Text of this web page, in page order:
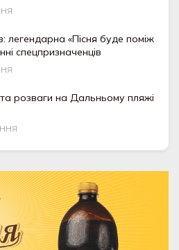
легендарна «Пісня буде поміж
спецпризначенців
розваги на Дальньому пляжі